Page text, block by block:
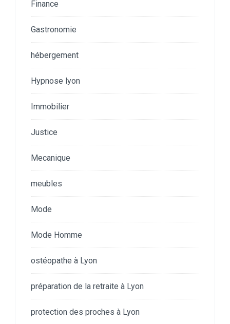
Finance
Gastronomie
hébergement
Hypnose lyon
Immobilier
Justice
Mecanique
meubles
Mode
Mode Homme
ostéopathe à Lyon
préparation de la retraite à Lyon
protection des proches à Lyon